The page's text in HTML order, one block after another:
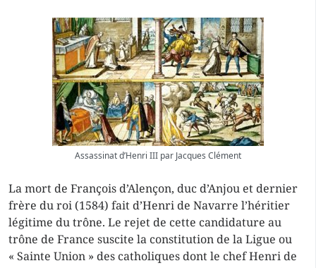
Assassinat d’Henri III par Jacques Clément
La mort de François d’Alençon, duc d’Anjou et dernier
frère du roi (1584) fait d’Henri de Navarre l’héritier
légitime du trône. Le rejet de cette candidature au
trône de France suscite la constitution de la Ligue ou
« Sainte Union » des catholiques dont le chef Henri de